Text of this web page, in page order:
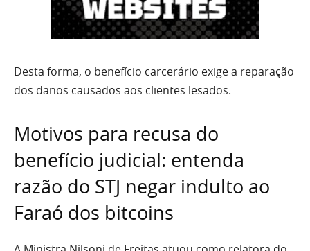
Desta forma, o benefício carcerário exige a reparação
dos danos causados aos clientes lesados.
Motivos para recusa do
benefício judicial: entenda
razão do STJ negar indulto ao
Faraó dos bitcoins